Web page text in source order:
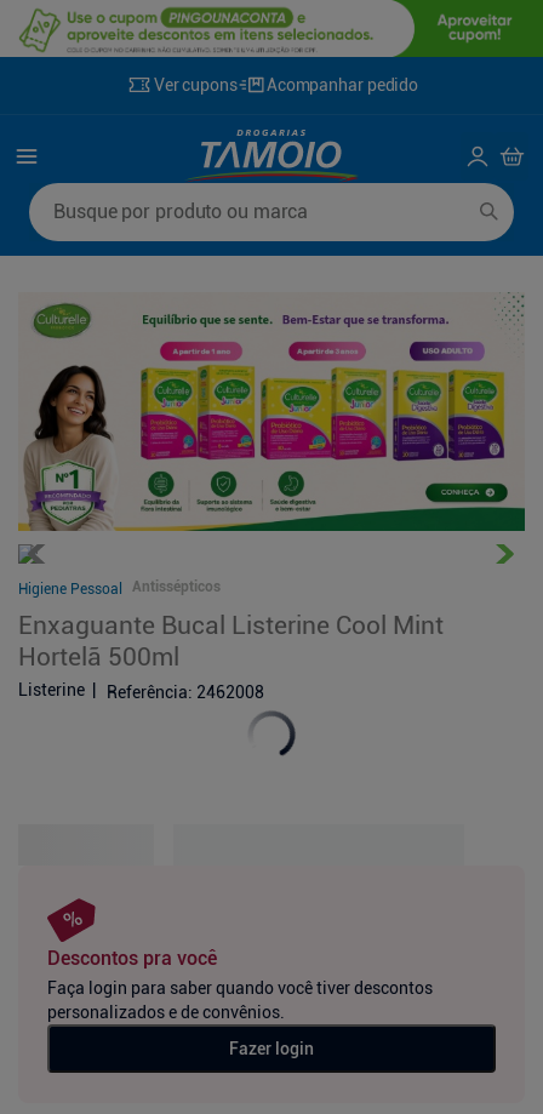
Ver cupons Acompanhar pedido
Busque por produto ou marca
Higiene Pessoal Antissépticos
Enxaguante Bucal Listerine Cool Mint
Hortelã 500ml
Listerine Referência: 2462008
Descontos pra você
Faça login para saber quando você tiver descontos
personalizados e de convênios.
Fazer login
Termos mais buscados
3º
desodorante
sabonete líquido
5º fralda xg
8º
shampoo
9º
fralda xxg
10º sabonete